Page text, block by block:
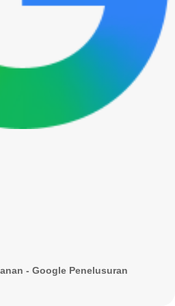
- Google Penelusuran